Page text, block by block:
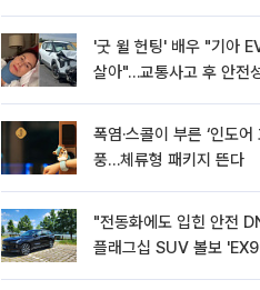
'굿 윌 헌팅' 배우 "기아
살아"…교통사고 후 안전
폭염·스콜이 부른 ‘인도어
풍…체류형 패키지 뜬다
"전동화에도 입힌 안전
플래그십 SUV 볼보